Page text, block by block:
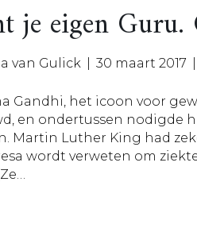
je eigen
van Gulick 30 maart 2017
Gandhi, het icoon voor
en ondertussen nodigde
Martin Luther King had
wordt verweten om